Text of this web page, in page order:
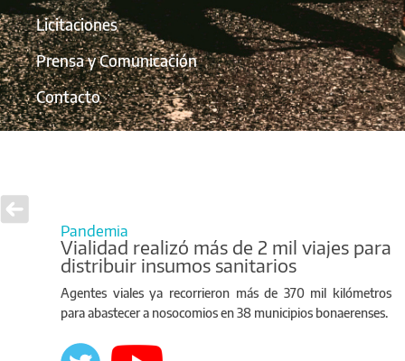
Licitaciones
Prensa y Comunicación
Contacto
Pandemia
Vialidad realizó más de 2 mil viajes para
distribuir insumos sanitarios
Agentes viales ya recorrieron más de 370 mil kilómetros
para abastecer a nosocomios en 38 municipios bonaerenses.